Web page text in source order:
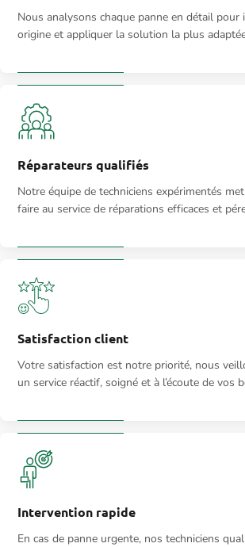
Nous analysons chaque panne en détail pour
origine et appliquer la solution la plus
Réparateurs qualifiés
Notre équipe de techniciens expérimentés
faire au service de réparations efficaces et
Satisfaction client
Votre satisfaction est notre priorité, nous
un service réactif, soigné et à l’écoute de vos
Intervention rapide
En cas de panne urgente, nos techniciens